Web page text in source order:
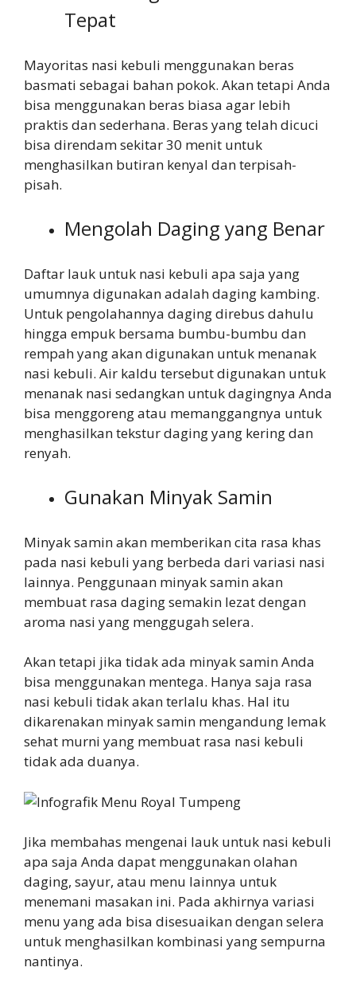
Tepat
Mayoritas nasi kebuli menggunakan beras
basmati sebagai bahan pokok. Akan tetapi Anda
bisa menggunakan beras biasa agar lebih
praktis dan sederhana. Beras yang telah dicuci
bisa direndam sekitar 30 menit untuk
menghasilkan butiran kenyal dan terpisah-
pisah.
Mengolah Daging yang Benar
Daftar lauk untuk nasi kebuli apa saja yang
umumnya digunakan adalah daging kambing.
Untuk pengolahannya daging direbus dahulu
hingga empuk bersama bumbu-bumbu dan
rempah yang akan digunakan untuk menanak
nasi kebuli. Air kaldu tersebut digunakan untuk
menanak nasi sedangkan untuk dagingnya Anda
bisa menggoreng atau memanggangnya untuk
menghasilkan tekstur daging yang kering dan
renyah.
Gunakan Minyak Samin
Minyak samin akan memberikan cita rasa khas
pada nasi kebuli yang berbeda dari variasi nasi
lainnya. Penggunaan minyak samin akan
membuat rasa daging semakin lezat dengan
aroma nasi yang menggugah selera.
Akan tetapi jika tidak ada minyak samin Anda
bisa menggunakan mentega. Hanya saja rasa
nasi kebuli tidak akan terlalu khas. Hal itu
dikarenakan minyak samin mengandung lemak
sehat murni yang membuat rasa nasi kebuli
tidak ada duanya.
Jika membahas mengenai lauk untuk nasi kebuli
apa saja Anda dapat menggunakan olahan
daging, sayur, atau menu lainnya untuk
menemani masakan ini. Pada akhirnya variasi
menu yang ada bisa disesuaikan dengan selera
untuk menghasilkan kombinasi yang sempurna
nantinya.